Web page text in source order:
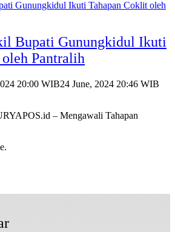
Bupati Gunungkidul Ikuti
Pantralih
20:00 WIB24 June, 2024 20:46 WIB
– Mengawali Tahapan